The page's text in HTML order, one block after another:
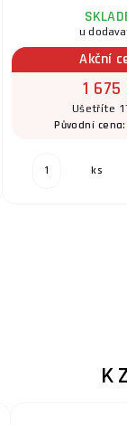
u
Akční
1 675
Ušetříte
Původní
ks
K